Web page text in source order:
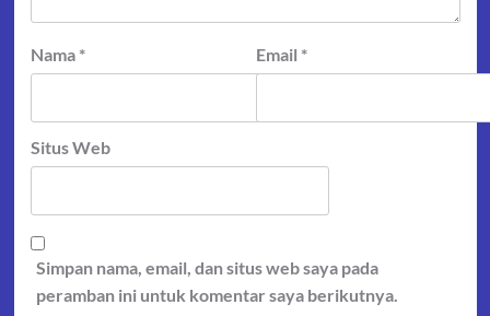
Nama * Email *
Situs Web
Simpan nama, email, dan situs web saya pada
peramban ini untuk komentar saya berikutnya.